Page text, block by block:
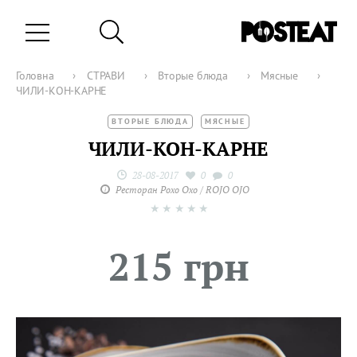
Головна › СТРАВИ › Вторые блюда › Мясные
›
ЧИЛИ-КОН-КАРНЕ
ВТОРЫЕ БЛЮДА МЯСНЫЕ
ЧИЛИ-КОН-КАРНЕ
28-08-2017 0
0
Ресторан Рохо Охо / ROJO OJO
★
★
★
★
★
215 грн